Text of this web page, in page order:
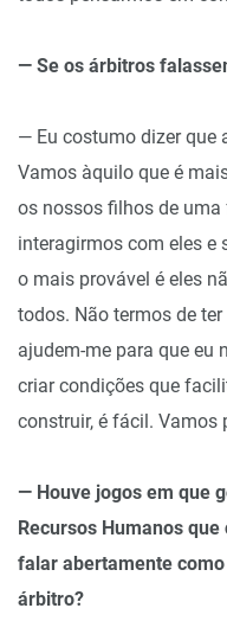
— Se os árbitros
— Eu costumo dizer que
Vamos àquilo que é
os nossos filhos de
interagirmos com eles e
o mais provável é eles
todos. Não termos de ter
ajudem-me para que eu
criar condições que
construir, é fácil. Vamos
— Houve jogos em que
Recursos Humanos
falar abertamente
árbitro?